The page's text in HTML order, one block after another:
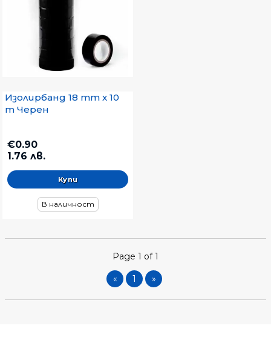
Изолирбанд 18 mm x 10
m Черен
€0.90
1.76 лв.
В наличност
Page 1 of 1
« 1 »